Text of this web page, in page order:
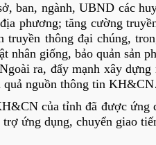
ban, ngành, UBND các
phương; tăng cường
thông đại chúng,
nhân giống, bảo quản sản
ra, đẩy mạnh xây
quả nguồn thông tin
của tỉnh đã được ứng
ứng dụng, chuyển giao